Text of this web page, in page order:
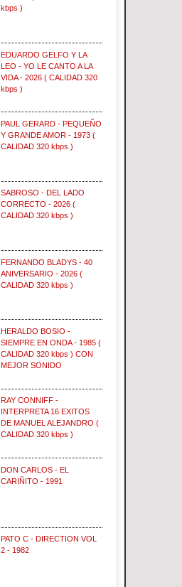
kbps )
EDUARDO GELFO Y LA
LEO - YO LE CANTO A LA
VIDA - 2026 ( CALIDAD 320
kbps )
PAUL GERARD - PEQUEÑO
Y GRANDE AMOR - 1973 (
CALIDAD 320 kbps )
SABROSO - DEL LADO
CORRECTO - 2026 (
CALIDAD 320 kbps )
FERNANDO BLADYS - 40
ANIVERSARIO - 2026 (
CALIDAD 320 kbps )
HERALDO BOSIO -
SIEMPRE EN ONDA - 1985 (
CALIDAD 320 kbps ) CON
MEJOR SONIDO
RAY CONNIFF -
INTERPRETA 16 EXITOS
DE MANUEL ALEJANDRO (
CALIDAD 320 kbps )
DON CARLOS - EL
CARIÑITO - 1991
PATO C - DIRECTION VOL
2 - 1982